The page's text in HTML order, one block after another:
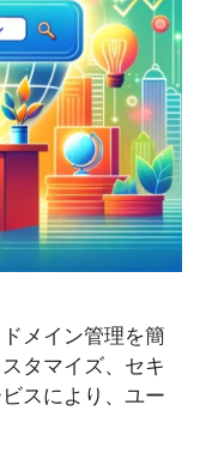
メイン管理を簡
タマイズ、セキ
スにより、ユー